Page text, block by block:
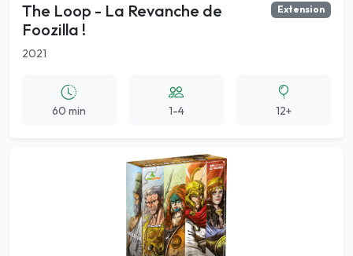
The Loop - La Revanche de
Foozilla !
Extension
2021
60 min 1-4 12+